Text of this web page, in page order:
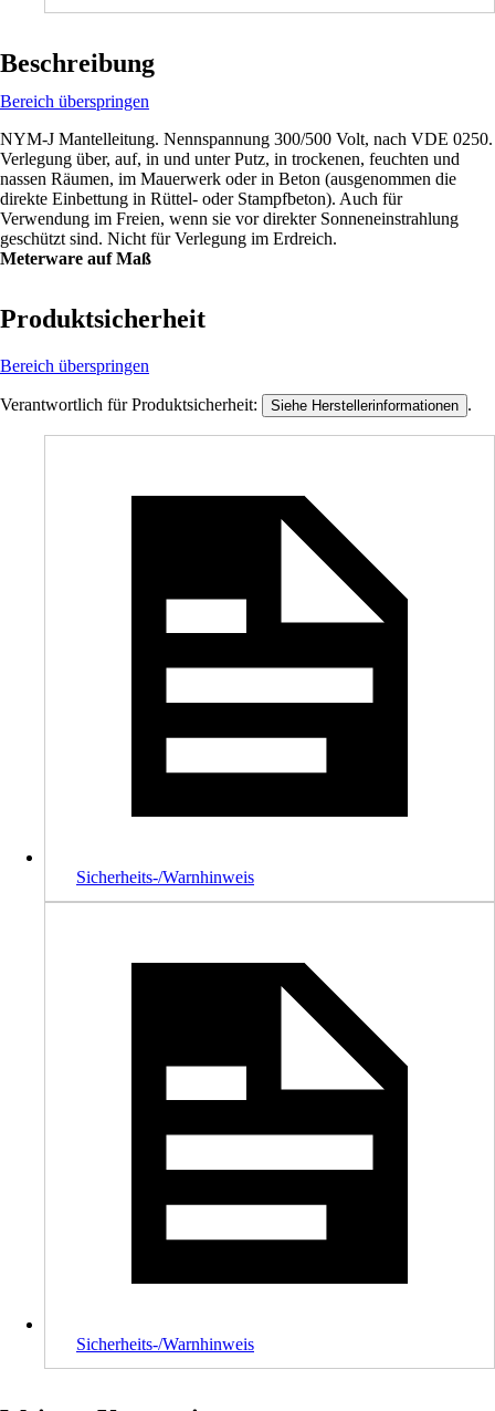
Beschreibung
Bereich überspringen
NYM-J Mantelleitung. Nennspannung 300/500 Volt, nach VDE 0250.
Verlegung über, auf, in und unter Putz, in trockenen, feuchten und
nassen Räumen, im Mauerwerk oder in Beton (ausgenommen die
direkte Einbettung in Rüttel- oder Stampfbeton). Auch für
Verwendung im Freien, wenn sie vor direkter Sonneneinstrahlung
geschützt sind. Nicht für Verlegung im Erdreich.
Meterware auf Maß
Produktsicherheit
Bereich überspringen
Verantwortlich für Produktsicherheit: Siehe Herstellerinformationen .
Sicherheits-/Warnhinweis
Sicherheits-/Warnhinweis